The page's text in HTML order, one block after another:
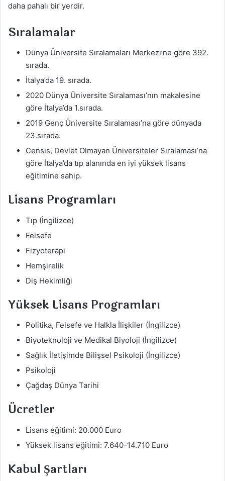
daha pahalı bir yerdir.
Sıralamalar
Dünya Üniversite Sıralamaları Merkezi’ne göre 392.
sırada.
İtalya’da 19. sırada.
2020 Dünya Üniversite Sıralaması’nın makalesine
göre İtalya’da 1.sırada.
2019 Genç Üniversite Sıralaması’na göre dünyada
23.sırada.
Censis, Devlet Olmayan Üniversiteler Sıralaması’na
göre İtalya’da tıp alanında en iyi yüksek lisans
eğitimine sahip.
Lisans Programları
Tıp (İngilizce)
Felsefe
Fizyoterapi
Hemşirelik
Diş Hekimliği
Yüksek Lisans Programları
Politika, Felsefe ve Halkla İlişkiler (İngilizce)
Biyoteknoloji ve Medikal Biyoloji (İngilizce)
Sağlık İletişimde Bilişsel Psikoloji (İngilizce)
Psikoloji
Çağdaş Dünya Tarihi
Ücretler
Lisans eğitimi: 20.000 Euro
Yüksek lisans eğitimi: 7.640-14.710 Euro
Kabul Şartları